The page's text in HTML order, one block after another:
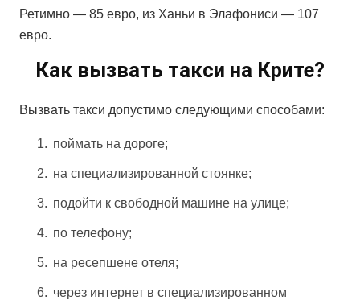
Ретимно — 85 евро, из Ханьи в Элафониси — 107
евро.
Как вызвать такси на Крите?
Вызвать такси допустимо следующими способами:
поймать на дороге;
на специализированной стоянке;
подойти к свободной машине на улице;
по телефону;
на ресепшене отеля;
через интернет в специализированном